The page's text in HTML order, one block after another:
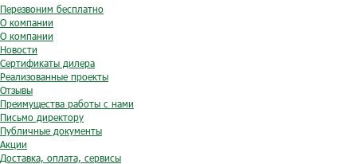
Перезвоним бесплатно
О компании
О компании
Новости
Сертификаты дилера
Реализованные проекты
Отзывы
Преимущества работы с нами
Письмо директору
Публичные документы
Акции
Доставка, оплата, сервисы